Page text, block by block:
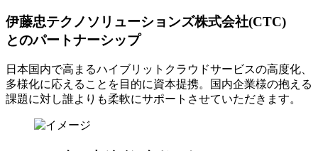
伊藤忠テクノソリューションズ株式会社(CTC)
とのパートナーシップ
日本国内で高まるハイブリットクラウドサービスの高度化、
多様化に応えることを目的に資本提携。国内企業様の抱える
課題に対し誰よりも柔軟にサポートさせていただきます。